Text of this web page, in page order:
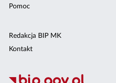
Pomoc
Redakcja BIP MK
Kontakt